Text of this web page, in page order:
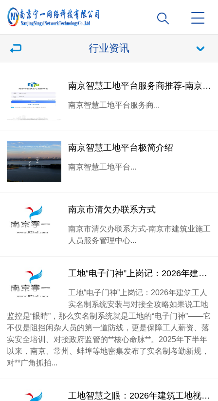
行业资讯
南京智慧工地平台服务商推荐-南京宁一网络科技有限公司
南京智慧工地平台服务商...
南京智慧工地平台极简介绍
南京智慧工地平台...
南京市清欠办联系方式
南京市清欠办联系方式-南京市建筑业施工
人员服务管理中心...
工地“电子门神”上岗记：2026年建筑工人实名制系统安装与对接全攻略
工地“电子门神”上岗记：2026年建筑工人
实名制系统安装与对接全攻略如果说工地
监控是“眼睛”，那么实名制系统就是工地的“电子门神”——它
不仅是阻挡闲杂人员的第一道防线，更是保障工人薪资、落
实安全培训、对接政府监管的**核心命脉**。2025年下半年
以来，南京、常州、蚌埠等地密集发布了实名制考勤新规，
对**广角抓拍...
工地智慧之眼：2026年建筑工地视频监控系统全攻略